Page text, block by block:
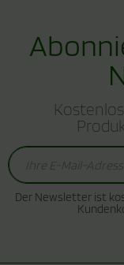
Der Newsletter ist